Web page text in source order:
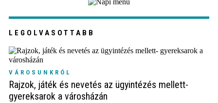
LEGOLVASOTTABB
VÁROSUNKRÓL
Rajzok, játék és nevetés az ügyintézés mellett-
gyereksarok a városházán